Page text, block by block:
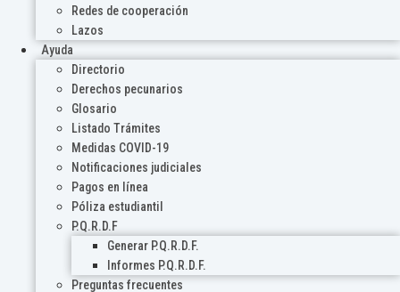
Redes de cooperación
Lazos
Ayuda
Directorio
Derechos pecunarios
Glosario
Listado Trámites
Medidas COVID-19
Notificaciones judiciales
Pagos en línea
Póliza estudiantil
P.Q.R.D.F
Generar P.Q.R.D.F.
Informes P.Q.R.D.F.
Preguntas frecuentes